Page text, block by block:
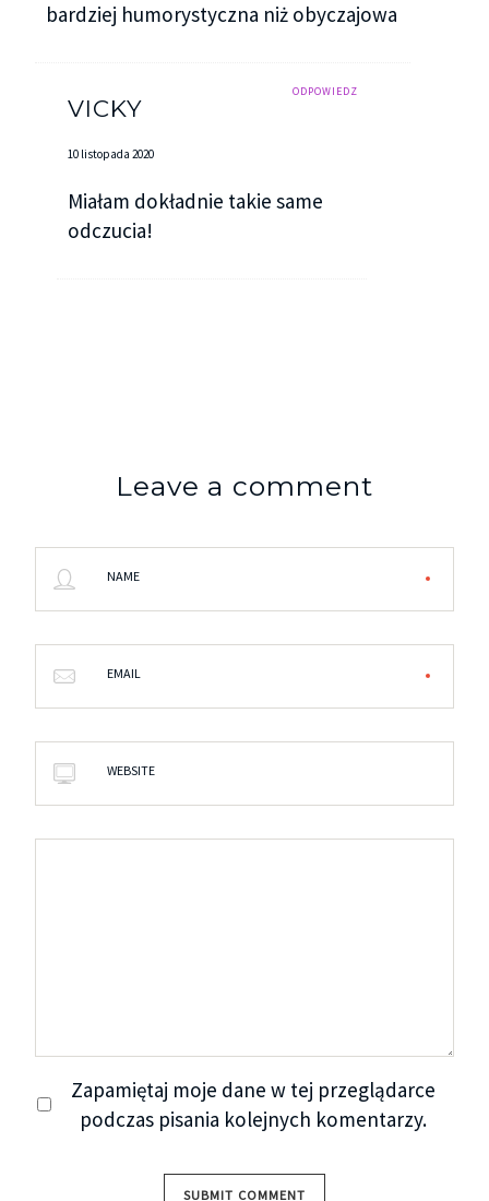
bardziej humorystyczna niż obyczajowa
ODPOWIEDZ
VICKY
10 listopada 2020
Miałam dokładnie takie same
odczucia!
Leave a comment
NAME
EMAIL
WEBSITE
Zapamiętaj moje dane w tej przeglądarce
podczas pisania kolejnych komentarzy.